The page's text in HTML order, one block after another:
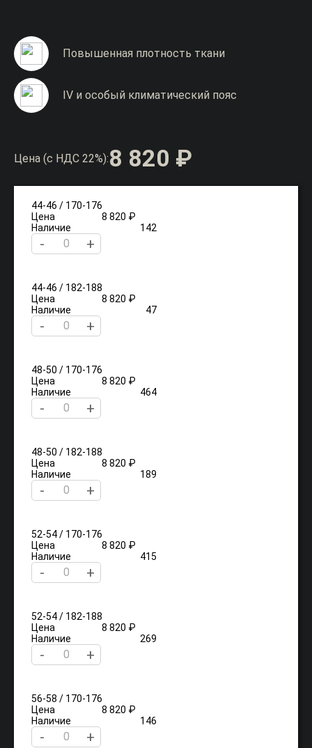
Повышенная плотность ткани
IV и особый климатический пояс
Цена (с НДС 22%):8 820 ₽
44-46 / 170-176
Цена
8 820 ₽
Наличие
142
- +
44-46 / 182-188
Цена
8 820 ₽
Наличие
47
- +
48-50 / 170-176
Цена
8 820 ₽
Наличие
464
- +
48-50 / 182-188
Цена
8 820 ₽
Наличие
189
- +
52-54 / 170-176
Цена
8 820 ₽
Наличие
415
- +
52-54 / 182-188
Цена
8 820 ₽
Наличие
269
- +
56-58 / 170-176
Цена
8 820 ₽
Наличие
146
- +